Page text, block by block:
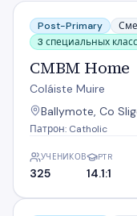
CMBM Home
Post-Primary
3 специальных
CMBM Home
Coláiste Muire
Ballymote, Co
Патрон: Catholic
УЧЕНИКОВ
325
PTR
14.1:1
Corran College